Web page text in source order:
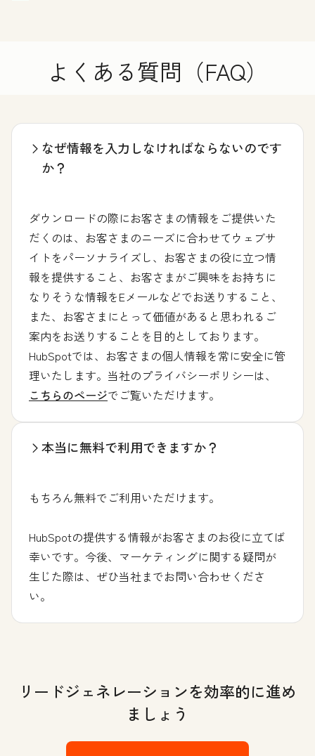
よくある質問（FAQ）
なぜ情報を入力しなければならないのです
か？
ダウンロードの際にお客さまの情報をご提供いた
だくのは、お客さまのニーズに合わせてウェブサ
イトをパーソナライズし、お客さまの役に立つ情
報を提供すること、お客さまがご興味をお持ちに
なりそうな情報をEメールなどでお送りすること、
また、お客さまにとって価値があると思われるご
案内をお送りすることを目的としております。
HubSpotでは、お客さまの個人情報を常に安全に管
理いたします。当社のプライバシーポリシーは、
こちらのページでご覧いただけます。
本当に無料で利用できますか？
もちろん無料でご利用いただけます。
HubSpotの提供する情報がお客さまのお役に立てば
幸いです。今後、マーケティングに関する疑問が
生じた際は、ぜひ当社までお問い合わせくださ
い。
リードジェネレーションを効率的に進め
ましょう